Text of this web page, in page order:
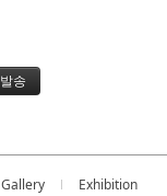
Gallery Exhibition